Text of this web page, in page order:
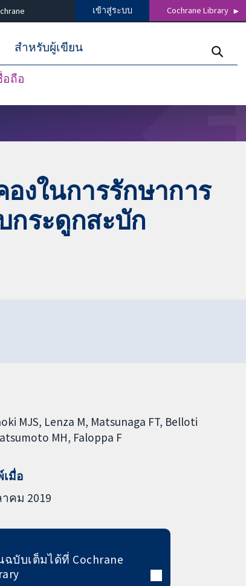
เข้าสู่ระบบ Cochrane Library
อถือ
สำหรับผู้เขียน
งในการรักษาการ
กระดูกสะบัก
MJS Lenza M Matsunaga FT Belloti
MH Faloppa F
มื่อ
าคม 2019
ฉบับเต็มได้ที่ Cochrane